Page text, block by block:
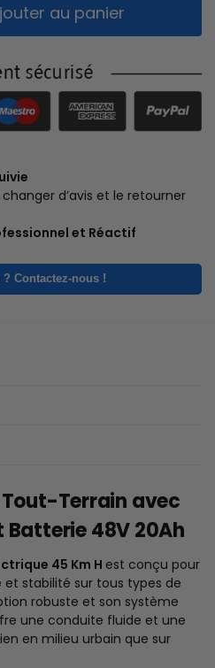
au panier
changer d’avis et le retourner
et Réactif
Contactez-nous !
Terrain avec
Batterie 48V 20Ah
45 Km H est conçu pour
stabilité sur tous types de
robuste et son système
une conduite fluide et une
en milieu urbain que sur